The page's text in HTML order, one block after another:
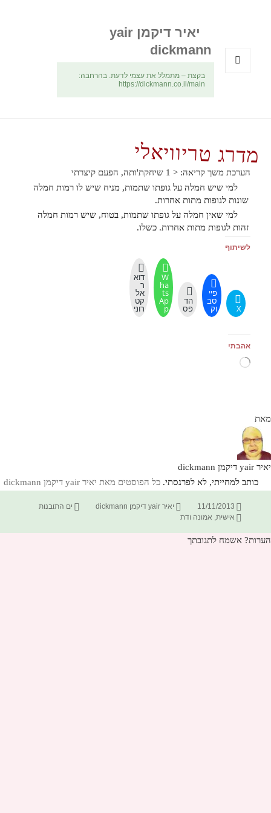
יאיר דיקמן yair
dickmann
בקצת – מתמלל את עצמי לדעת. בהרחבה:
https://dickmann.co.il/main
מדרג טריוויאלי
הערכת משך קריאה: < 1
שיחקת'ותה, הפעם קיצרתי
למי שיש חמלה על גופתו שתמות, מניח שיש לו רמות חמלה
שונות לגופות מתות אחרות.
למי שאין חמלה על גופתו שתמות, בטוח, שיש רמות חמלה
זהות לגופות מתות אחרות. כשלו.
לשיתוף
X
פיי
סב
וק
הד
פס
W
ha
ts
Ap
p
דוא
ר
אל
קט
רוני
אהבתי
טוען...
מאת
יאיר yair דיקמן dickmann
כותב למחייתי, לא לפרנסתי. כל הפוסטים מאת יאיר yair דיקמן dickmann‏
פורסם
בתאריך
11/11/2013 מחבר
יאיר yair דיקמן dickmann קטגוריות
ים התובנות
תגיות
אישית, אמונה ודת
הערות? אשמח לתגובתך